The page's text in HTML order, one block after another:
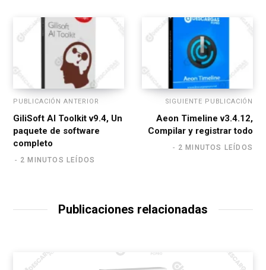
PUBLICACIÓN ANTERIOR
GiliSoft AI Toolkit v9.4, Un
paquete de software
completo
2 MINUTOS LEÍDOS
SIGUIENTE PUBLICACIÓN
Aeon Timeline v3.4.12,
Compilar y registrar todo
2 MINUTOS LEÍDOS
Publicaciones relacionadas